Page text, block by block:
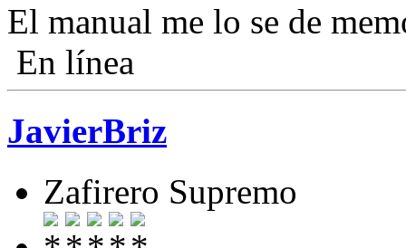
El manual me lo se de
En línea
JavierBriz
Zafirero Supremo